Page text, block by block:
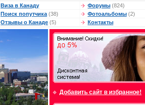
Виза в Канаду Форумы (824)
Поиск попутчика (38) Фотоальбомы (2)
Отзывы о Канаде (5) Контакты
Добавить сайт в избранное!